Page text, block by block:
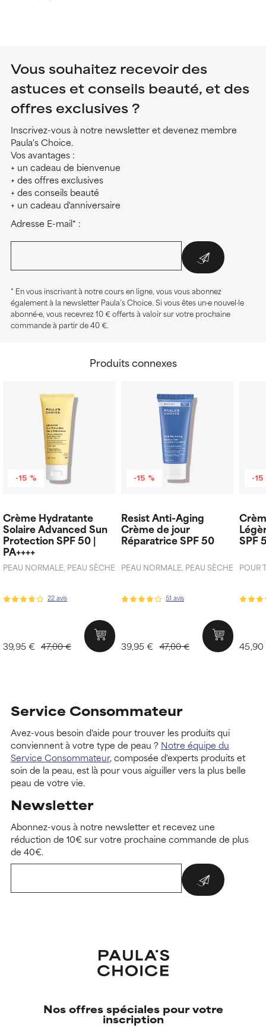
Vous souhaitez recevoir des
astuces et conseils beauté, et des
offres exclusives ?
Inscrivez-vous à notre newsletter et devenez membre
Paula's Choice.
Vos avantages :
+ un cadeau de bienvenue
+ des offres exclusives
+ des conseils beauté
+ un cadeau d'anniversaire
Adresse E-mail* :
* En vous inscrivant à notre cours en ligne, vous vous abonnez
également à la newsletter Paula’s Choice. Si vous êtes un·e nouvel·le
abonné·e, vous recevrez 10 € offerts à valoir sur votre prochaine
commande à partir de 40 €.
Produits connexes
-15 %
Crème Hydratante
Solaire Advanced Sun
Protection SPF 50 |
PA++++
PEAU NORMALE, PEAU SÈCHE
22 avis
47,00 €
39,95 €
-15 %
Resist Anti-Aging
Crème de jour
Réparatrice SPF 50
PEAU NORMALE, PEAU SÈCHE
51 avis
47,00 €
39,95 €
-15
SPF
POUR
Service Consommateur
Avez-vous besoin d'aide pour trouver les produits qui
conviennent à votre type de peau ? Notre équipe du
Service Consommateur, composée d'experts produits et
soin de la peau, est là pour vous aiguiller vers la plus belle
peau de votre vie.
Newsletter
Abonnez-vous à notre newsletter et recevez une
réduction de 10€ sur votre prochaine commande de plus
de 40€.
Nos offres spéciales pour votre
inscription